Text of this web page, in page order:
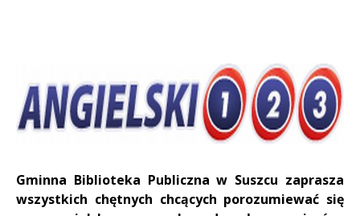
Gminna Biblioteka Publiczna w Suszcu zaprasza
wszystkich chętnych chcących porozumiewać się